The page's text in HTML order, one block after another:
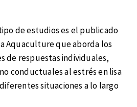
de estudios es el publicado
Aquaculture que aborda los
de respuestas individuales,
conductuales al estrés en lisa
situaciones a lo largo